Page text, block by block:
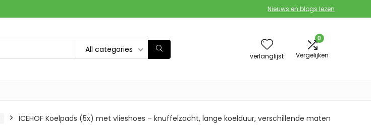
Nieuws en blogs lezen
All categories
verlanglijst
0
Vergelijken
ICEHOF Koelpads (5x) met vlieshoes – knuffelzacht, lange koelduur, verschillende maten